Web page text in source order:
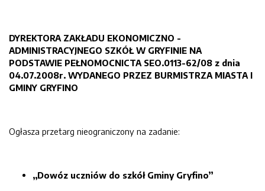
DYREKTORA ZAKŁADU EKONOMICZNO -
ADMINISTRACYJNEGO SZKÓŁ W GRYFINIE NA
PODSTAWIE PEŁNOMOCNICTA SEO.0113-62/08 z dnia
04.07.2008r. WYDANEGO PRZEZ BURMISTRZA MIASTA I
GMINY GRYFINO
Ogłasza przetarg nieograniczony na zadanie:
„Dowóz uczniów do szkół Gminy Gryfino”